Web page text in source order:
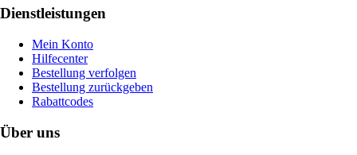
Dienstleistungen
Mein Konto
Hilfecenter
Bestellung verfolgen
Bestellung zurückgeben
Rabattcodes
Über uns